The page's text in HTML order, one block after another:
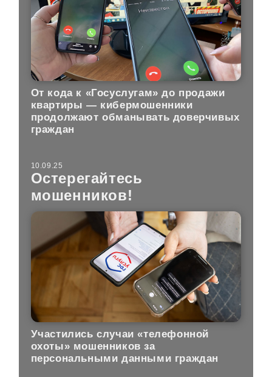
От кода к «Госуслугам» до продажи
квартиры — кибермошенники
продолжают обманывать доверчивых
граждан
10.09.25
Остерегайтесь
мошенников!
Участились случаи «телефонной
охоты» мошенников за
персональными данными граждан